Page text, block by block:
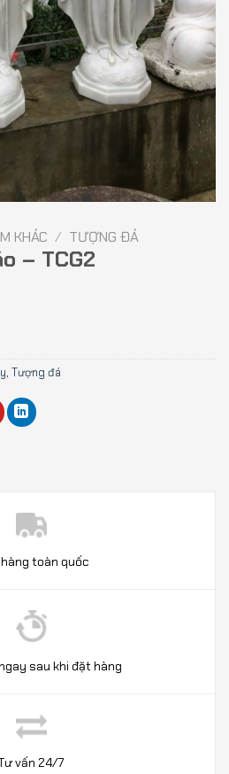
KHÁC / TƯỢNG ĐÁ
– TCG2
, Tượng đá
hàng toàn quốc
sau khi đặt hàng
vấn 24/7